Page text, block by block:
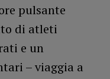
pulsante
di atleti
e un
– viaggia a